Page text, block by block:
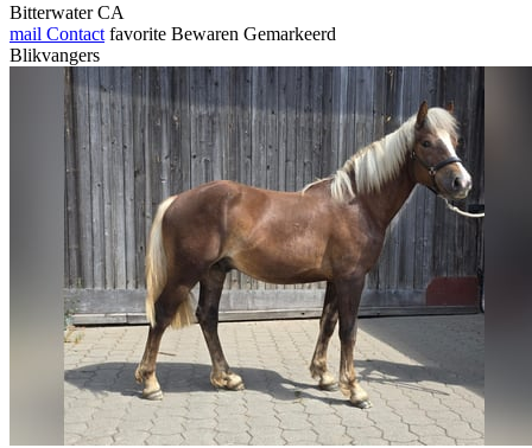
Bitterwater CA
mail Contact favorite Bewaren Gemarkeerd
Blikvangers